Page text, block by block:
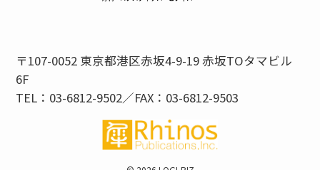
〒107-0052 東京都港区赤坂4-9-19 赤坂TOタマビル
6F
TEL：03-6812-9502／FAX：03-6812-9503